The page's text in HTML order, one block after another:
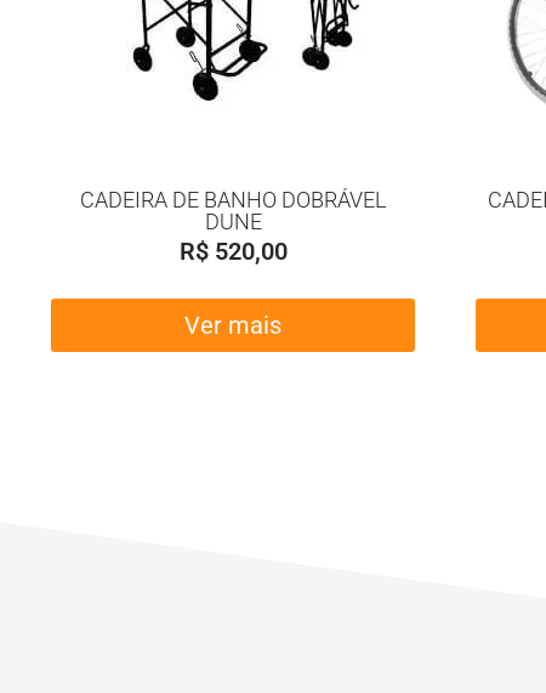
CADEIRA DE BANHO DOBRÁVEL
DUNE
R$520,00
Ver mais